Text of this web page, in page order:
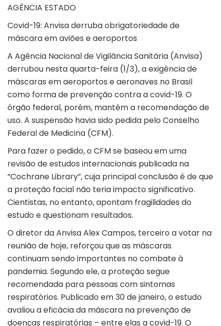
AGÊNCIA ESTADO
Covid-19: Anvisa derruba obrigatoriedade de
máscara em aviões e aeroportos
A Agência Nacional de Vigilância Sanitária (Anvisa)
derrubou nesta quarta-feira (1/3), a exigência de
máscaras em aeroportos e aeronaves no Brasil
como forma de prevenção contra a covid-19. O
órgão federal, porém, mantém a recomendação de
uso. A suspensão havia sido pedida pelo Conselho
Federal de Medicina (CFM).
Para fazer o pedido, o CFM se baseou em uma
revisão de estudos internacionais publicada na
“Cochrane Library”, cuja principal conclusão é de que
a proteção facial não teria impacto significativo.
Cientistas, no entanto, apontam fragilidades do
estudo e questionam resultados.
O diretor da Anvisa Alex Campos, terceiro a votar na
reunião de hoje, reforçou que as máscaras
continuam sendo importantes no combate à
pandemia. Segundo ele, a proteção segue
recomendada para pessoas com sintomas
respiratórios. Publicado em 30 de janeiro, o estudo
avaliou a eficácia da máscara na prevenção de
doenças respiratórias – entre elas a covid-19. O